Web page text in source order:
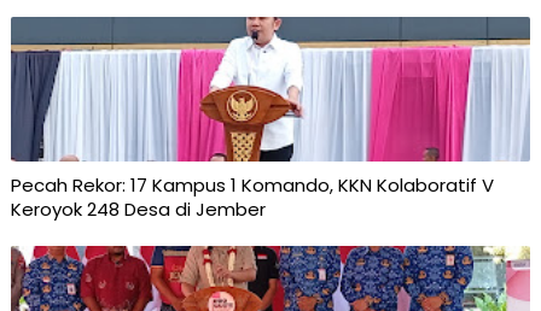
Pecah Rekor: 17 Kampus 1 Komando, KKN Kolaboratif V
Keroyok 248 Desa di Jember